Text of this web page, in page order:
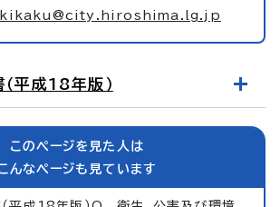
平成18年版）
このページを見た人は
んなページも見ています